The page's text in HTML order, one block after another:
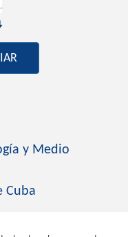
y Medio
Cuba